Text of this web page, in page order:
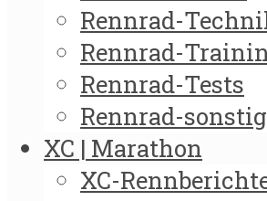
Rennrad-
Rennrad-
Rennrad-Tests
Rennrad-
XC | Marathon
XC-